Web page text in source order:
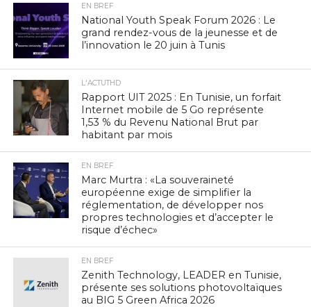
EN BREF
National Youth Speak Forum 2026 : Le
grand rendez-vous de la jeunesse et de
l’innovation le 20 juin à Tunis
L'ACTUTHD
Rapport UIT 2025 : En Tunisie, un forfait
Internet mobile de 5 Go représente
1,53 % du Revenu National Brut par
habitant par mois
EN BREF
Marc Murtra : «La souveraineté
européenne exige de simplifier la
réglementation, de développer nos
propres technologies et d’accepter le
risque d’échec»
EN BREF
Zenith Technology, LEADER en Tunisie,
présente ses solutions photovoltaïques
au BIG 5 Green Africa 2026